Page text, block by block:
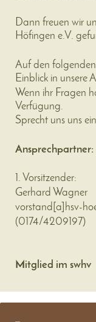
Dann freuen wir
Höfingen e.V.
Auf den folgenden
Einblick in unsere
Wenn ihr Fragen
Verfügung.
Sprecht uns uns
Ansprechpartner:
1. Vorsitzender:
Gerhard Wagner
vorstand [a] hsv-
(0174/4209197)
Mitglied im swhv